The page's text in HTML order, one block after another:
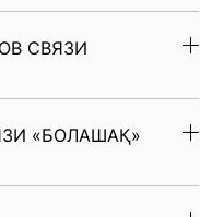
СВЯЗИ
«БОЛАШАҚ»